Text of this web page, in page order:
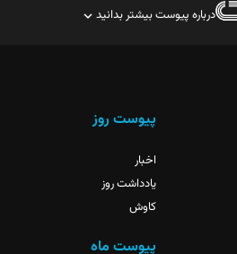
درباره پیوست بیشتر بدانید
پیوست روز
اخبار
یادداشت روز
کاوش
پیوست ماه